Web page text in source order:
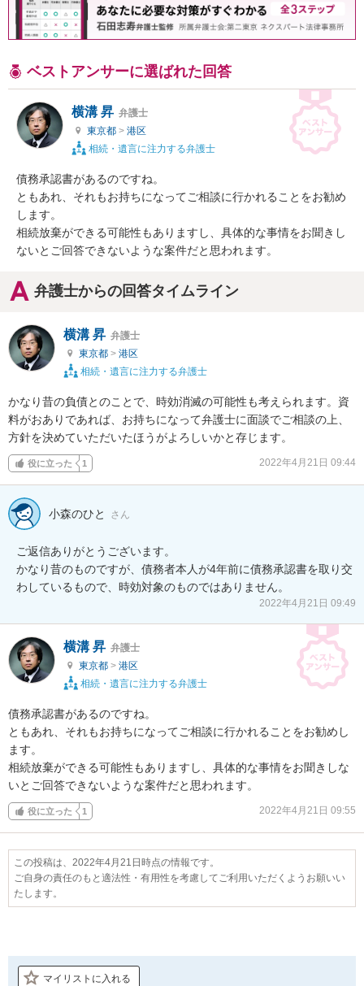
ベストアンサーに選ばれた回答
横溝 昇 弁護士
東京都 > 港区
相続・遺言に注力する弁護士
債務承認書があるのですね。
ともあれ、それもお持ちになってご相談に行かれることをお勧め
します。
相続放棄ができる可能性もありますし、具体的な事情をお聞きし
ないとご回答できないような案件だと思われます。
弁護士からの回答タイムライン
横溝 昇 弁護士
東京都 > 港区
相続・遺言に注力する弁護士
かなり昔の負債とのことで、時効消滅の可能性も考えられます。資
料がおありであれば、お持ちになって弁護士に面談でご相談の上、
方針を決めていただいたほうがよろしいかと存じます。
役に立った 1 2022年4月21日 09:44
小森のひと さん
ご返信ありがとうございます。
かなり昔のものですが、債務者本人が4年前に債務承認書を取り交
わしているもので、時効対象のものではありません。
2022年4月21日 09:49
横溝 昇 弁護士
東京都 > 港区
相続・遺言に注力する弁護士
債務承認書があるのですね。
ともあれ、それもお持ちになってご相談に行かれることをお勧めし
ます。
相続放棄ができる可能性もありますし、具体的な事情をお聞きしな
いとご回答できないような案件だと思われます。
役に立った 1 2022年4月21日 09:55
この投稿は、2022年4月21日時点の情報です。
ご自身の責任のもと適法性・有用性を考慮してご利用いただくようお願いい
たします。
マイリストに入れる